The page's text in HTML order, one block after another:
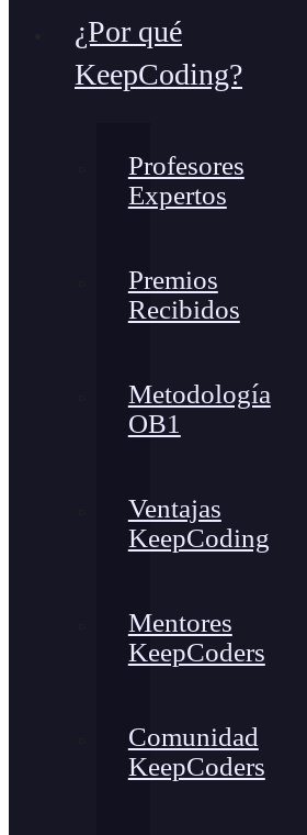
¿Por qué
KeepCoding?
Profesores
Expertos
Premios
Recibidos
Metodología
OB1
Ventajas
KeepCoding
Mentores
KeepCoders
Comunidad
KeepCoders